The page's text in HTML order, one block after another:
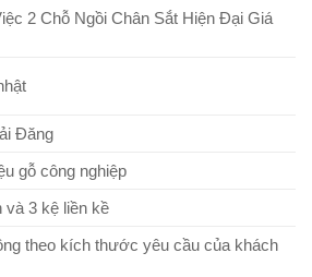
2 Chỗ Ngồi Chân Sắt Hiện Đại Giá
Đăng
gỗ công nghiệp
và 3 kệ liền kề
theo kích thước yêu cầu của khách